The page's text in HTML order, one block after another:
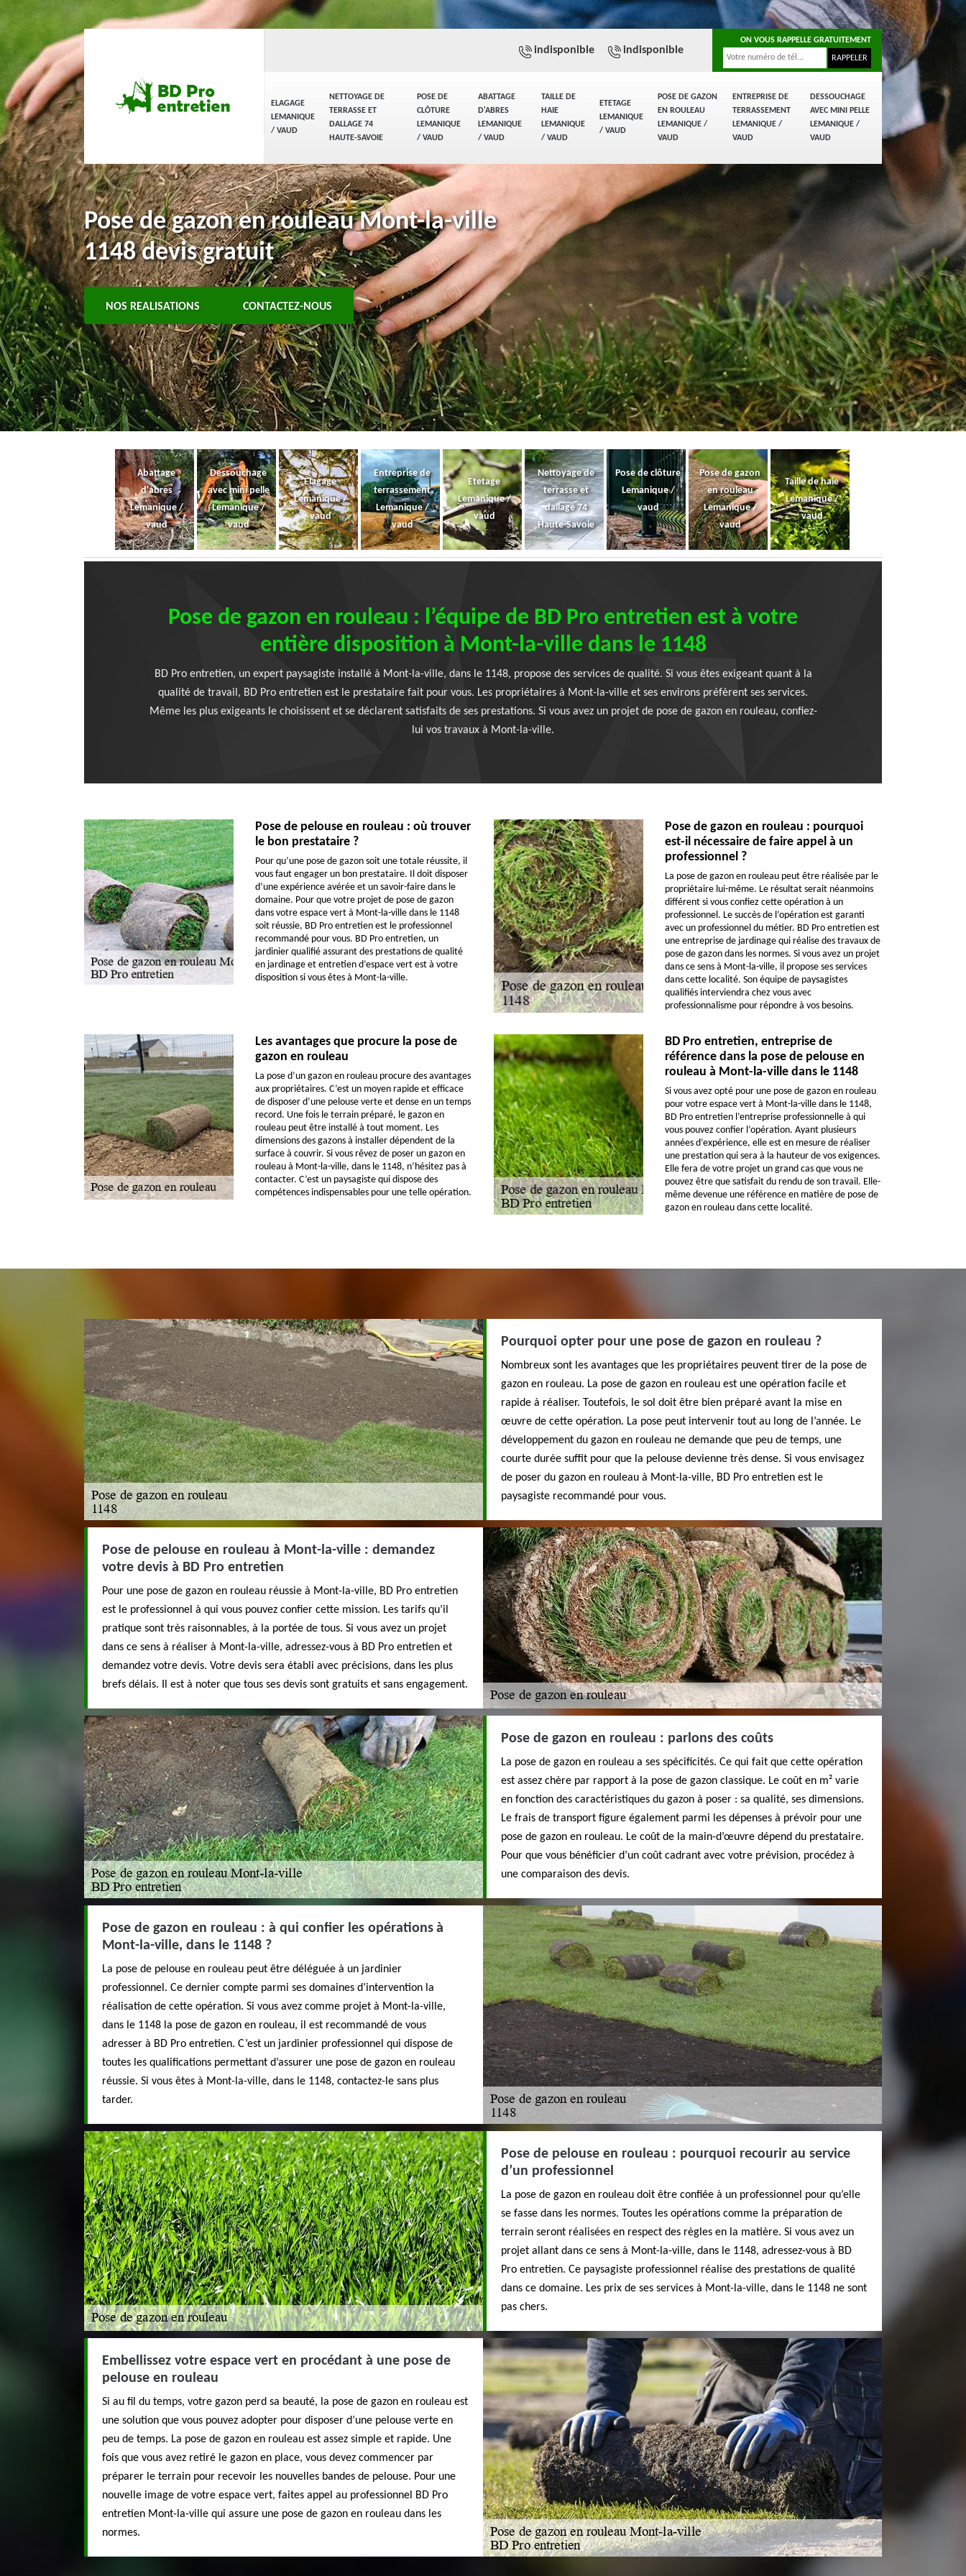
ELAGAGE
LEMANIQUE
/ VAUD
NETTOYAGE DE
TERRASSE ET
DALLAGE 74
HAUTE-SAVOIE
POSE DE
CLÔTURE
LEMANIQUE
/ VAUD
ABATTAGE
D'ABRES
LEMANIQUE
/ VAUD
TAILLE DE
HAIE
LEMANIQUE
/ VAUD
ETETAGE
LEMANIQUE
/ VAUD
POSE DE GAZON
EN ROULEAU
LEMANIQUE /
VAUD
ENTREPRISE DE
TERRASSEMENT
LEMANIQUE /
VAUD
DESSOUCHAGE
AVEC MINI PELLE
LEMANIQUE /
VAUD
indisponible indisponible
ON VOUS RAPPELLE GRATUITEMENT
Pose de gazon en rouleau Mont-la-ville
1148 devis gratuit
NOS REALISATIONS CONTACTEZ-NOUS
Abattage
d'abres
Lemanique /
vaud
Dessouchage
avec mini pelle
Lemanique /
vaud
Elagage
Lemanique /
vaud
Entreprise de
terrassement
Lemanique /
vaud
Etetage
Lemanique /
vaud
Nettoyage de
terrasse et
dallage 74
Haute-Savoie
Pose de clôture
Lemanique /
vaud
Pose de gazon
en rouleau
Lemanique /
vaud
Taille de haie
Lemanique /
vaud
Pose de gazon en rouleau : l’équipe de BD Pro entretien est à votre
entière disposition à Mont-la-ville dans le 1148
BD Pro entretien, un expert paysagiste installé à Mont-la-ville, dans le 1148, propose des services de qualité. Si vous êtes exigeant quant à la
qualité de travail, BD Pro entretien est le prestataire fait pour vous. Les propriétaires à Mont-la-ville et ses environs préfèrent ses services.
Même les plus exigeants le choisissent et se déclarent satisfaits de ses prestations. Si vous avez un projet de pose de gazon en rouleau, confiez-
lui vos travaux à Mont-la-ville.
Pose de pelouse en rouleau : où trouver
le bon prestataire ?
Pour qu’une pose de gazon soit une totale réussite, il
vous faut engager un bon prestataire. Il doit disposer
d’une expérience avérée et un savoir-faire dans le
domaine. Pour que votre projet de pose de gazon
dans votre espace vert à Mont-la-ville dans le 1148
soit réussie, BD Pro entretien est le professionnel
recommandé pour vous. BD Pro entretien, un
jardinier qualifié assurant des prestations de qualité
en jardinage et entretien d’espace vert est à votre
disposition si vous êtes à Mont-la-ville.
Pose de gazon en rouleau : pourquoi
est-il nécessaire de faire appel à un
professionnel ?
La pose de gazon en rouleau peut être réalisée par le
propriétaire lui-même. Le résultat serait néanmoins
différent si vous confiez cette opération à un
professionnel. Le succès de l’opération est garanti
avec un professionnel du métier. BD Pro entretien est
une entreprise de jardinage qui réalise des travaux de
pose de gazon dans les normes. Si vous avez un projet
dans ce sens à Mont-la-ville, il propose ses services
dans cette localité. Son équipe de paysagistes
qualifiés interviendra chez vous avec
professionnalisme pour répondre à vos besoins.
Les avantages que procure la pose de
gazon en rouleau
La pose d’un gazon en rouleau procure des avantages
aux propriétaires. C’est un moyen rapide et efficace
de disposer d’une pelouse verte et dense en un temps
record. Une fois le terrain préparé, le gazon en
rouleau peut être installé à tout moment. Les
dimensions des gazons à installer dépendent de la
surface à couvrir. Si vous rêvez de poser un gazon en
rouleau à Mont-la-ville, dans le 1148, n’hésitez pas à
contacter. C’est un paysagiste qui dispose des
compétences indispensables pour une telle opération.
BD Pro entretien, entreprise de
référence dans la pose de pelouse en
rouleau à Mont-la-ville dans le 1148
Si vous avez opté pour une pose de gazon en rouleau
pour votre espace vert à Mont-la-ville dans le 1148,
BD Pro entretien l’entreprise professionnelle à qui
vous pouvez confier l’opération. Ayant plusieurs
années d’expérience, elle est en mesure de réaliser
une prestation qui sera à la hauteur de vos exigences.
Elle fera de votre projet un grand cas que vous ne
pouvez être que satisfait du rendu de son travail. Elle-
même devenue une référence en matière de pose de
gazon en rouleau dans cette localité.
Pourquoi opter pour une pose de gazon en rouleau ?
Nombreux sont les avantages que les propriétaires peuvent tirer de la pose de
gazon en rouleau. La pose de gazon en rouleau est une opération facile et
rapide à réaliser. Toutefois, le sol doit être bien préparé avant la mise en
œuvre de cette opération. La pose peut intervenir tout au long de l’année. Le
développement du gazon en rouleau ne demande que peu de temps, une
courte durée suffit pour que la pelouse devienne très dense. Si vous envisagez
de poser du gazon en rouleau à Mont-la-ville, BD Pro entretien est le
paysagiste recommandé pour vous.
Pose de pelouse en rouleau à Mont-la-ville : demandez
votre devis à BD Pro entretien
Pour une pose de gazon en rouleau réussie à Mont-la-ville, BD Pro entretien
est le professionnel à qui vous pouvez confier cette mission. Les tarifs qu’il
pratique sont très raisonnables, à la portée de tous. Si vous avez un projet
dans ce sens à réaliser à Mont-la-ville, adressez-vous à BD Pro entretien et
demandez votre devis. Votre devis sera établi avec précisions, dans les plus
brefs délais. Il est à noter que tous ses devis sont gratuits et sans engagement.
Pose de gazon en rouleau : parlons des coûts
La pose de gazon en rouleau a ses spécificités. Ce qui fait que cette opération
est assez chère par rapport à la pose de gazon classique. Le coût en m² varie
en fonction des caractéristiques du gazon à poser : sa qualité, ses dimensions.
Le frais de transport figure également parmi les dépenses à prévoir pour une
pose de gazon en rouleau. Le coût de la main-d’œuvre dépend du prestataire.
Pour que vous bénéficier d’un coût cadrant avec votre prévision, procédez à
une comparaison des devis.
Pose de gazon en rouleau : à qui confier les opérations à
Mont-la-ville, dans le 1148 ?
La pose de pelouse en rouleau peut être déléguée à un jardinier
professionnel. Ce dernier compte parmi ses domaines d’intervention la
réalisation de cette opération. Si vous avez comme projet à Mont-la-ville,
dans le 1148 la pose de gazon en rouleau, il est recommandé de vous
adresser à BD Pro entretien. C’est un jardinier professionnel qui dispose de
toutes les qualifications permettant d’assurer une pose de gazon en rouleau
réussie. Si vous êtes à Mont-la-ville, dans le 1148, contactez-le sans plus
tarder.
Pose de pelouse en rouleau : pourquoi recourir au service
d’un professionnel
La pose de gazon en rouleau doit être confiée à un professionnel pour qu’elle
se fasse dans les normes. Toutes les opérations comme la préparation de
terrain seront réalisées en respect des règles en la matière. Si vous avez un
projet allant dans ce sens à Mont-la-ville, dans le 1148, adressez-vous à BD
Pro entretien. Ce paysagiste professionnel réalise des prestations de qualité
dans ce domaine. Les prix de ses services à Mont-la-ville, dans le 1148 ne sont
pas chers.
Embellissez votre espace vert en procédant à une pose de
pelouse en rouleau
Si au fil du temps, votre gazon perd sa beauté, la pose de gazon en rouleau est
une solution que vous pouvez adopter pour disposer d’une pelouse verte en
peu de temps. La pose de gazon en rouleau est assez simple et rapide. Une
fois que vous avez retiré le gazon en place, vous devez commencer par
préparer le terrain pour recevoir les nouvelles bandes de pelouse. Pour une
nouvelle image de votre espace vert, faites appel au professionnel BD Pro
entretien Mont-la-ville qui assure une pose de gazon en rouleau dans les
normes.